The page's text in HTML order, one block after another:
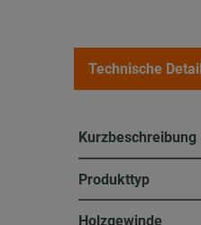
Technische
Kurzbeschreibung
Produkttyp
Holzgewinde